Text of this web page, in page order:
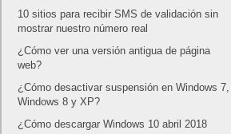
10 sitios para recibir SMS de validación sin
mostrar nuestro número real
¿Cómo ver una versión antigua de página
web?
¿Cómo desactivar suspensión en Windows 7,
Windows 8 y XP?
¿Cómo descargar Windows 10 abril 2018